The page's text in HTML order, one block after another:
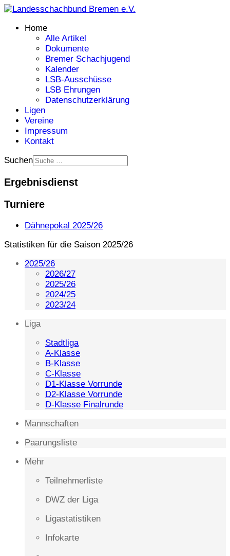
Home
Alle Artikel
Dokumente
Bremer Schachjugend
Kalender
LSB-Ausschüsse
LSB Ehrungen
Datenschutzerklärung
Ligen
Vereine
Impressum
Kontakt
Suchen
Ergebnisdienst
Turniere
Dähnepokal 2025/26
Statistiken für die Saison 2025/26
2025/26
2026/27
2025/26
2024/25
2023/24
Liga
Stadtliga
A-Klasse
B-Klasse
C-Klasse
D1-Klasse Vorrunde
D2-Klasse Vorrunde
D-Klasse Finalrunde
Mannschaften
Paarungsliste
Mehr
Teilnehmerliste
DWZ der Liga
Ligastatistiken
Infokarte